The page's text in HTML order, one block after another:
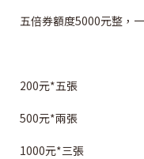
五倍券額度5000元整，
200元*五張
500元*兩張
1000元*三張